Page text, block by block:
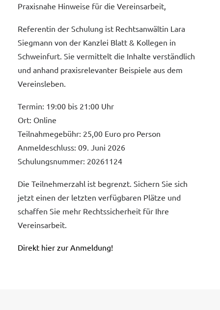
Praxisnahe Hinweise für die Vereinsarbeit,
Referentin der Schulung ist Rechtsanwältin Lara
Siegmann von der Kanzlei Blatt & Kollegen in
Schweinfurt. Sie vermittelt die Inhalte verständlich
und anhand praxisrelevanter Beispiele aus dem
Vereinsleben.
Termin: 19:00 bis 21:00 Uhr
Ort: Online
Teilnahmegebühr: 25,00 Euro pro Person
Anmeldeschluss: 09. Juni 2026
Schulungsnummer: 20261124
Die Teilnehmerzahl ist begrenzt. Sichern Sie sich
jetzt einen der letzten verfügbaren Plätze und
schaffen Sie mehr Rechtssicherheit für Ihre
Vereinsarbeit.
Direkt hier zur Anmeldung!